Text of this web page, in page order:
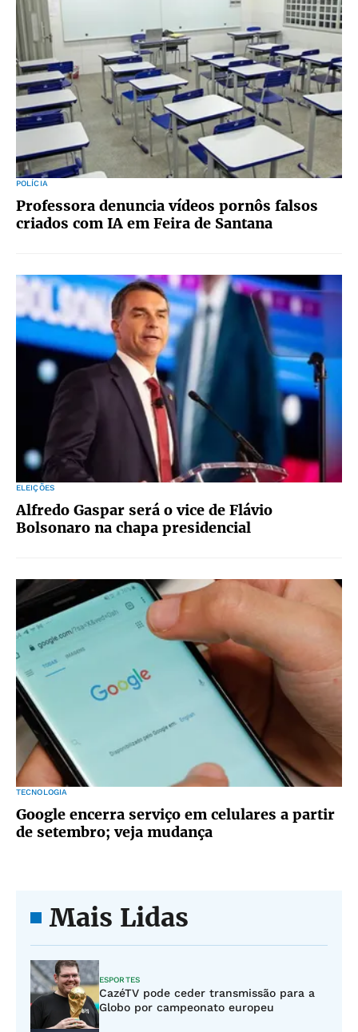
POLÍCIA
Professora denuncia vídeos pornôs falsos
criados com IA em Feira de Santana
ELEIÇÕES
Alfredo Gaspar será o vice de Flávio
Bolsonaro na chapa presidencial
TECNOLOGIA
Google encerra serviço em celulares a partir
de setembro; veja mudança
Mais Lidas
ESPORTES
CazéTV pode ceder transmissão para a
Globo por campeonato europeu